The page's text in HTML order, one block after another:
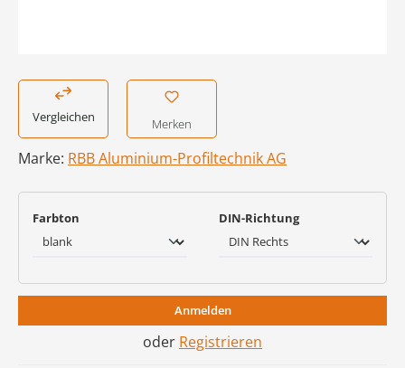
Vergleichen Merken
Marke: RBB Aluminium-Profiltechnik AG
Farbton DIN-Richtungauswählen
Anmelden
oder Registrieren